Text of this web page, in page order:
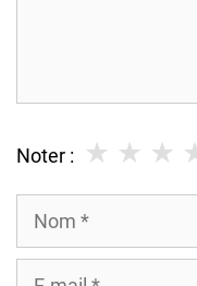
Noter : ★
★
★
Nom